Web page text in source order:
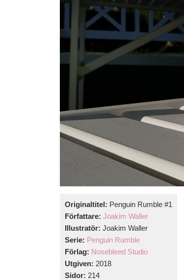
Originaltitel: Penguin Rumble #1
Författare: Joakim Waller
Illustratör: Joakim Waller
Serie: Penguin Rumble
Förlag: Nosebleed Studio
Utgiven: 2018
Sidor: 214